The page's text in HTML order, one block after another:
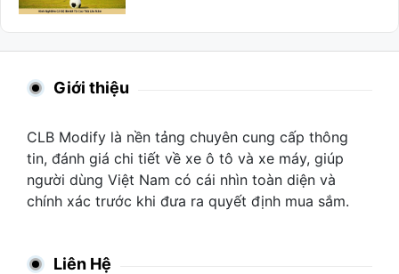
Giới thiệu
CLB Modify là nền tảng chuyên cung cấp thông
tin, đánh giá chi tiết về xe ô tô và xe máy, giúp
người dùng Việt Nam có cái nhìn toàn diện và
chính xác trước khi đưa ra quyết định mua sắm.
Liên Hệ